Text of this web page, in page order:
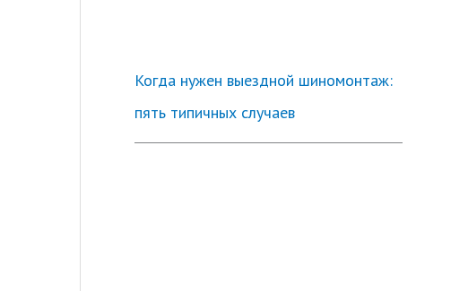
Когда нужен выездной шиномонтаж:
пять типичных случаев